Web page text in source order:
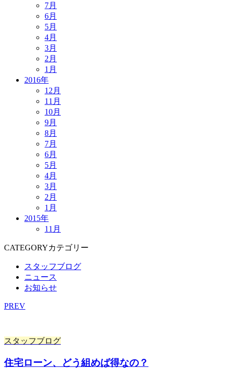
7月
6月
5月
4月
3月
2月
1月
2016年
12月
11月
10月
9月
8月
7月
6月
5月
4月
3月
2月
1月
2015年
11月
CATEGORYカテゴリー
スタッフブログ
ニュース
お知らせ
PREV
スタッフブログ
住宅ローン、どう組めば得なの？